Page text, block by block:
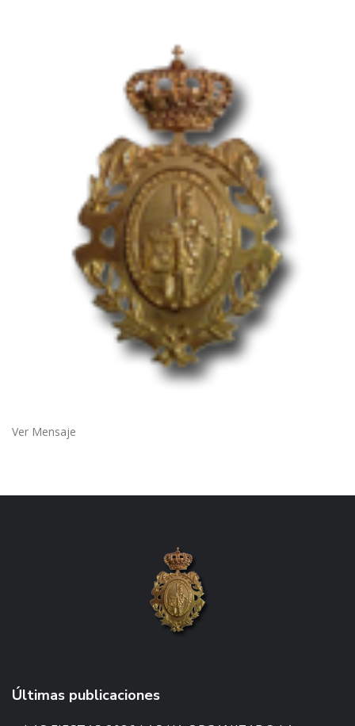
Ver Mensaje
Últimas publicaciones